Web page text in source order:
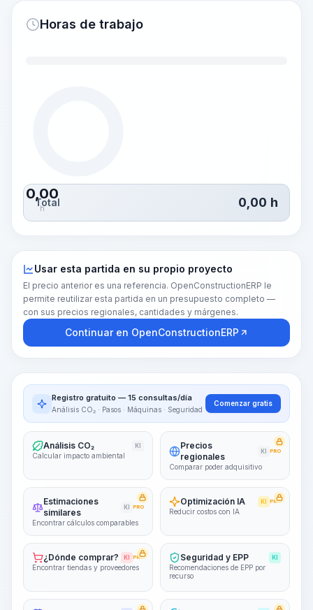
Horas de trabajo
0,00
h
Total 0,00 h
Usar esta partida en su propio proyecto
El precio anterior es una referencia. OpenConstructionERP le
permite reutilizar esta partida en un presupuesto completo —
con sus precios regionales, cantidades y márgenes.
Continuar en OpenConstructionERP
Registro gratuito — 15 consultas/día
Análisis CO₂ · Pasos · Máquinas · Seguridad
Comenzar gratis
Análisis CO₂ KI
Calcular impacto ambiental
Precios
regionales
KI PRO
Comparar poder adquisitivo
Estimaciones
similares
KI PRO
Encontrar cálculos comparables
Optimización IA KI PRO
Reducir costos con IA
¿Dónde comprar? KI PRO
Encontrar tiendas y proveedores
Seguridad y EPP KI
Recomendaciones de EPP por
recurso